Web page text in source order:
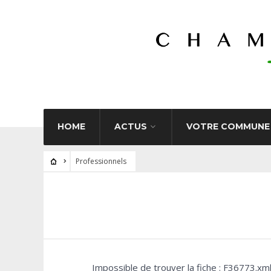
HOME ACTUS VOTRE COMMUNE
Professionnels
Impossible de trouver la fiche : F36773.xml